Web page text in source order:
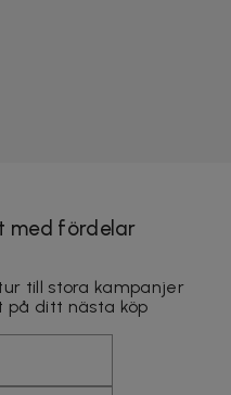
med fördelar
till stora kampanjer
på ditt nästa köp